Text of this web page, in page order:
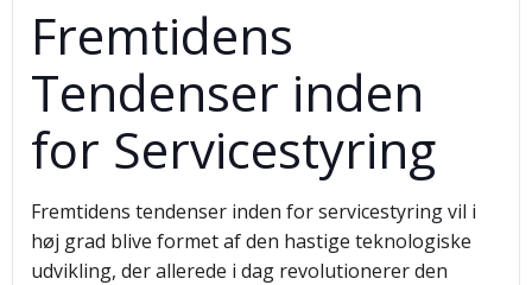
Fremtidens
Tendenser inden
for Servicestyring
Fremtidens tendenser inden for servicestyring vil i
høj grad blive formet af den hastige teknologiske
udvikling, der allerede i dag revolutionerer den